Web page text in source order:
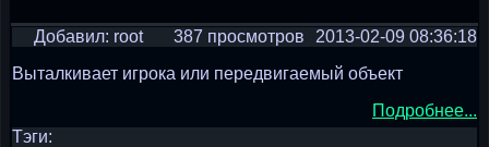
Добавил: root 2013-02-09 08:36:18
387 просмотров
Выталкивает игрока или передвигаемый объект
Подробнее...
Тэги: